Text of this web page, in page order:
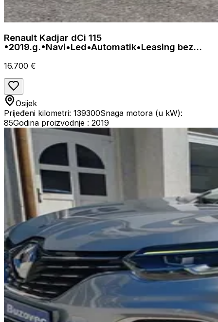
Renault Kadjar dCi 115
•2019.g.•Navi•Led•Automatik•Leasing bez
16.700 €
Osijek
Prijeđeni kilometri: 139300Snaga motora (u kW):
85Godina proizvodnje : 2019